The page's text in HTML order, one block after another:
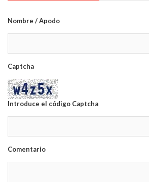
Nombre / Apodo
Captcha
Introduce el código Captcha
Comentario